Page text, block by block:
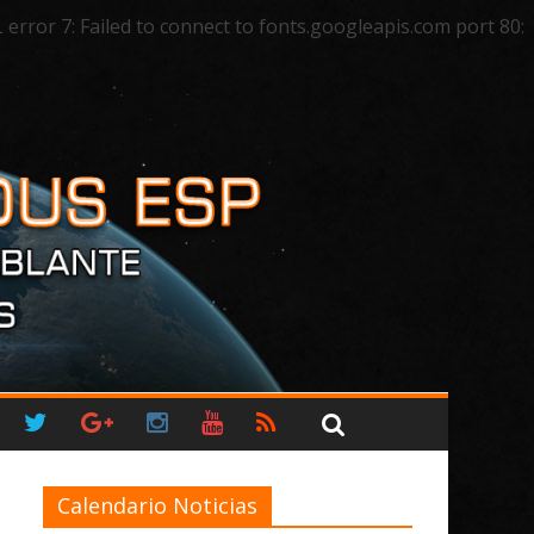
7: Failed to connect to fonts.googleapis.com port 80:
Calendario Noticias